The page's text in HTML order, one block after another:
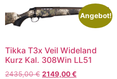
Angebot!
Tikka T3x Veil Wideland
Kurz Kal. 308Win LL51
2435,00€ 2149,00€